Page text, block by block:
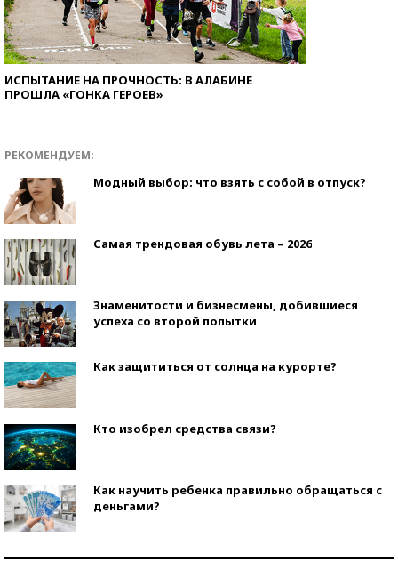
ИСПЫТАНИЕ НА ПРОЧНОСТЬ: В АЛАБИНЕ
ПРОШЛА «ГОНКА ГЕРОЕВ»
РЕКОМЕНДУЕМ:
Модный выбор: что взять с собой в отпуск?
Самая трендовая обувь лета – 2026
Знаменитости и бизнесмены, добившиеся
успеха со второй попытки
Как защититься от солнца на курорте?
Кто изобрел средства связи?
Как научить ребенка правильно обращаться с
деньгами?